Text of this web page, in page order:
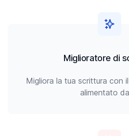
Miglioratore di
Migliora la tua scrittura con
alimentato